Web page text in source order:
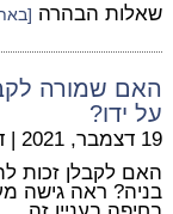
שאלות הבהרה [באתר
האם שמורה
על ידו?
19 דצמבר, 2021 |
האם לקבלן זכות
בניה? ראה גישה